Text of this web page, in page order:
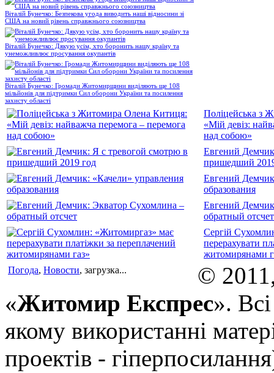
Віталій Бунечко: Безпекова угода виводить наші відносини зі
США на новий рівень справжнього союзництва
Віталій Бунечко: Дякую усім, хто боронить нашу країну та
унеможливлює просування окупантів
Віталій Бунечко: Громади Житомирщини виділяють ще 108
мільйонів для підтримки Сил оборони України та посилення
захисту області
Поліцейська з
«Мій девіз:
над собою»
Евгений
пришедший
Евгений
образования
Евгений
обратный отсчет
Сергій
перерахувати
житомирянами
Погода, Новости, загрузка...
©
«Житомир Експрес».
якому використанні
проектів -